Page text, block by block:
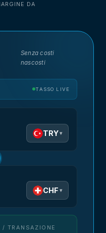
DA
Senza costi
nascosti
TASSO LIVE
TRY▾
CHF ▾
/ TRANSAZIONE